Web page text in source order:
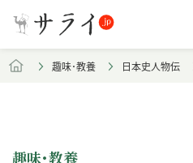
趣味･教養 日本史人物伝
趣味･教養